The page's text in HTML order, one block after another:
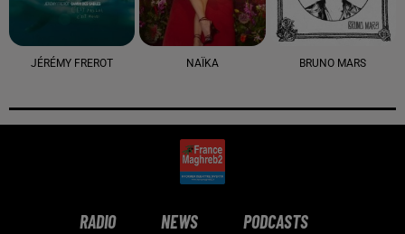
JÉRÉMY FREROT NAÏKA BRUNO MARS
RADIO NEWS PODCASTS